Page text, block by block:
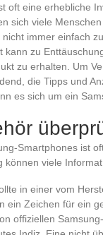
oft eine erhebliche
sich viele
immer einfach
zu
zu erhalten. Um
die Tipps und
es sich um ein
Smartphones ist
viele
in einer vom
ein Zeichen für ein
offiziellen